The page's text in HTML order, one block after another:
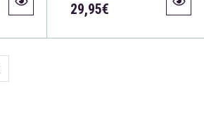
29,95€